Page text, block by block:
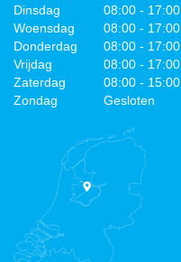
Dinsdag
08:00 - 17:00
Woensdag
08:00 - 17:00
Donderdag
08:00 - 17:00
Vrijdag
08:00 - 17:00
Zaterdag
08:00 - 15:00
Zondag
Gesloten